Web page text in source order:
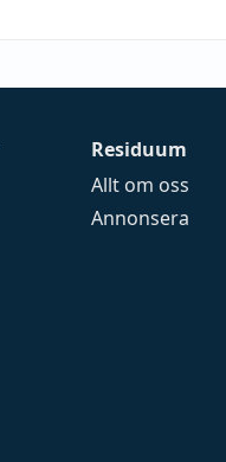
Residuum
Allt om oss
Annonsera